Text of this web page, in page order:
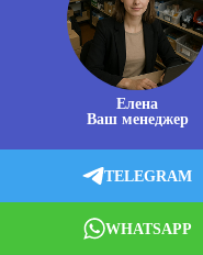
Елена
Ваш менеджер
TELEGRAM
WHATSAPP